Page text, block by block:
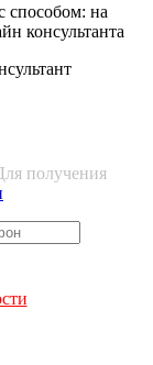
на
консультанта
получения